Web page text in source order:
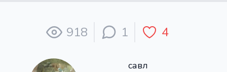
918 1 4
савл